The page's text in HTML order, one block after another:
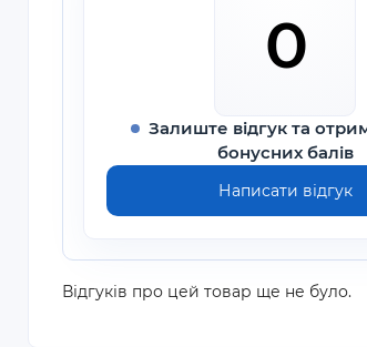
0
Залиште відгук та
бонусних балів
Написати відгук
Відгуків про цей товар ще не було.